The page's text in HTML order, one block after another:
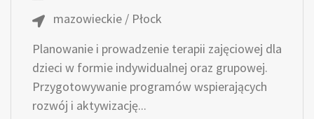
mazowieckie / Płock
Planowanie i prowadzenie terapii zajęciowej dla
dzieci w formie indywidualnej oraz grupowej.
Przygotowywanie programów wspierających
rozwój i aktywizację...